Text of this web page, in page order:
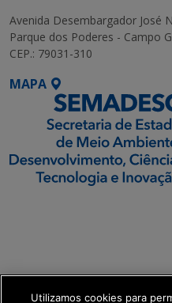
Avenida Desembargador José
Parque dos Poderes - Campo
CEP.: 79031-310
MAPA
Utilizamos cookies para